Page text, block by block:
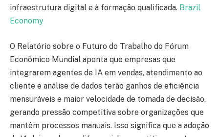
infraestrutura digital e à formação qualificada. Brazil
Economy
O Relatório sobre o Futuro do Trabalho do Fórum
Econômico Mundial aponta que empresas que
integrarem agentes de IA em vendas, atendimento ao
cliente e análise de dados terão ganhos de eficiência
mensuráveis e maior velocidade de tomada de decisão,
gerando pressão competitiva sobre organizações que
mantêm processos manuais. Isso significa que a adoção